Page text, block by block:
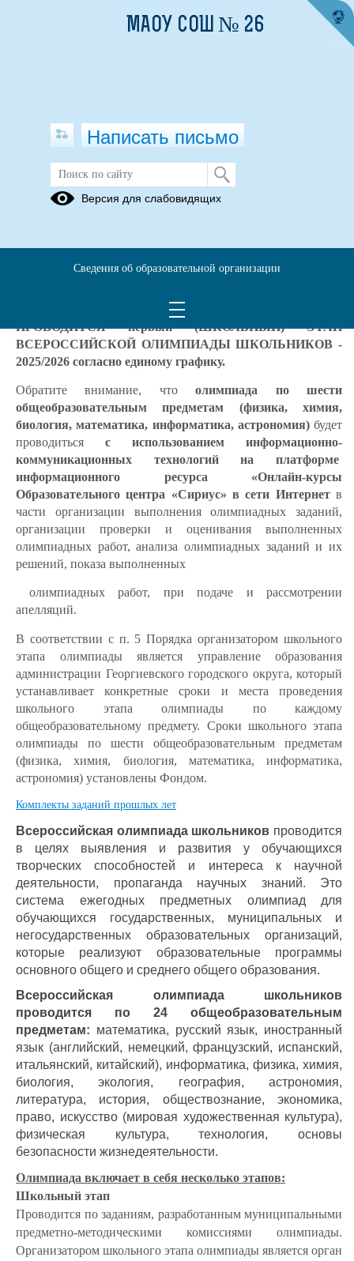
Всероссийская олимпиада
школьников 2025-2026
С 11 сентября по 24 октябрь 2025 года школе
ПРОВОДИТСЯ первый (ШКОЛЬНЫЙ) ЭТАП
ВСЕРОССИЙСКОЙ ОЛИМПИАДЫ ШКОЛЬНИКОВ -
2025/2026 согласно единому графику.
Обратите внимание, чтоолимпиада по шести
общеобразовательным предметам (физика, химия,
биология, математика, информатика, астрономия)будет
проводиться с использованием информационно-
коммуникационных технологий на платформе
информационного ресурса «Онлайн-курсы
Образовательного центра «Сириус» в сети Интернет в
части организации выполнения олимпиадных заданий,
организации проверки и оценивания выполненных
олимпиадных работ, анализа олимпиадных заданий и их
решений, показа выполненных
олимпиадных работ, при подаче и рассмотрении
апелляций.
В соответствии с п. 5 Порядка организатором школьного
этапа олимпиады является управление образования
администрации Георгиевского городского округа, который
устанавливает конкретные сроки и места проведения
школьного этапа олимпиады по каждому
общеобразовательному предмету. Сроки школьного этапа
олимпиады по шести общеобразовательным предметам
(физика, химия, биология, математика, информатика,
астрономия) установлены Фондом.
Комплекты заданий прошлых лет
Всероссийская олимпиада школьников проводится
в целях выявления и развития у обучающихся
творческих способностей и интереса к научной
деятельности, пропаганда научных знаний. Это
система ежегодных предметных олимпиад для
обучающихся государственных, муниципальных и
негосударственных образовательных организаций,
которые реализуют образовательные программы
основного общего и среднего общего образования.
Всероссийская олимпиада школьников
проводится по 24 общеобразовательным
предметам: математика, русский язык, иностранный
язык (английский, немецкий, французский, испанский,
итальянский, китайский), информатика, физика, химия,
биология, экология, география, астрономия,
литература, история, обществознание, экономика,
право, искусство (мировая художественная культура),
физическая культура, технология, основы
безопасности жизнедеятельности.
Олимпиада включает в себя несколько этапов:
Школьный этап
Проводится по заданиям, разработанным муниципальными
предметно-методическими комиссиями олимпиады.
Организатором школьного этапа олимпиады является орган
МАОУ СОШ № 26
Написать письмо
Версия для слабовидящих
Сведения об образовательной организации